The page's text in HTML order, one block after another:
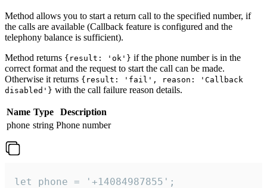
Method allows you to start a return call to the specified number, if
the calls are available (Callback feature is configured and the
telephony balance is sufficient).
Method returns {result: 'ok'} if the phone number is in the
correct format and the request to start the call can be made.
Otherwise it returns {result: 'fail', reason: 'Callback
disabled'} with the call failure reason details.
Name Type
Description
phone string Phone number
let phone = '+14084987855';